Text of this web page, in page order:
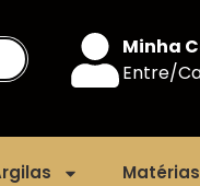
Minha
Entre/